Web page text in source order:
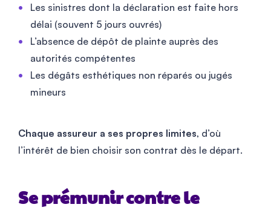
Les sinistres dont la déclaration est faite hors
délai (souvent 5 jours ouvrés)
L’absence de dépôt de plainte auprès des
autorités compétentes
Les dégâts esthétiques non réparés ou jugés
mineurs
Chaque assureur a ses propres limites, d’où
l’intérêt de bien choisir son contrat dès le départ.
Se prémunir contre le